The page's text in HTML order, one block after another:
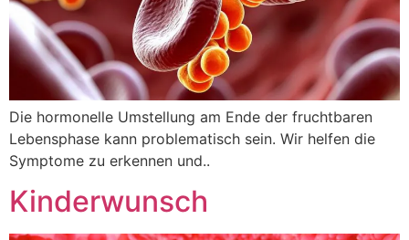
Die hormonelle Umstellung am Ende der fruchtbaren
Lebensphase kann problematisch sein. Wir helfen die
Symptome zu erkennen und..
Kinderwunsch